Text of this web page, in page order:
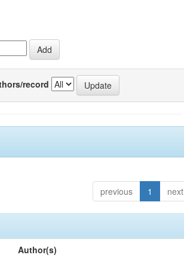
record
previous 1 next
Author(s)